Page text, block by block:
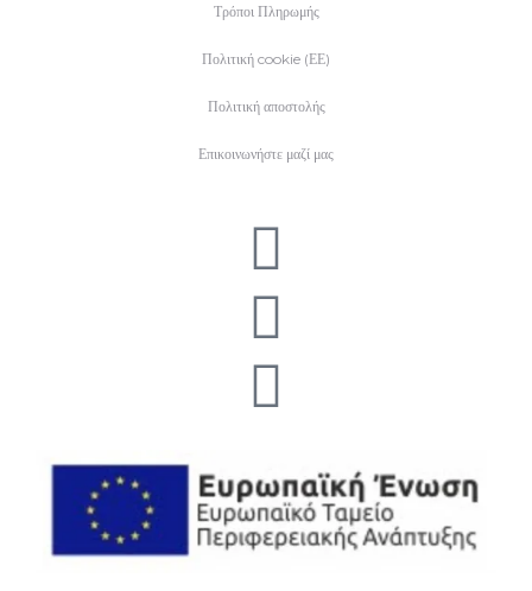
Τρόποι Πληρωμής
Πολιτική cookie (ΕΕ)
Πολιτική αποστολής
Επικοινωνήστε μαζί μας